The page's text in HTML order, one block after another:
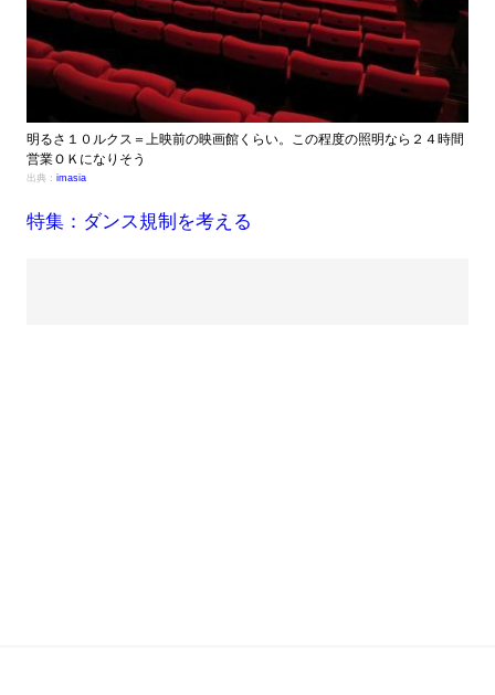
明るさ１０ルクス＝上映前の映画館くらい。この程度の照明なら２４時間
営業ＯＫになりそう
出典： imasia
特集：ダンス規制を考える